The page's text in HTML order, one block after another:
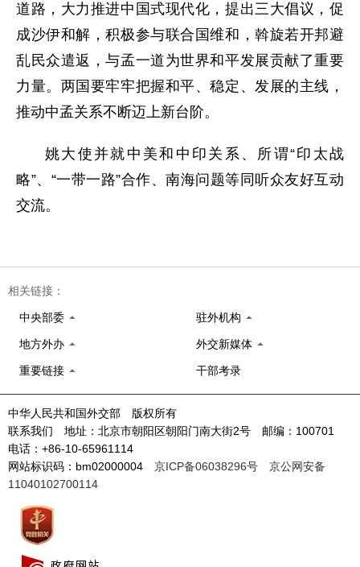
道路，大力推进中国式现代化，提出三大倡议，促
成沙伊和解，积极参与联合国维和，斡旋若开邦避
乱民众遣返，与孟一道为世界和平发展贡献了重要
力量。两国要牢牢把握和平、稳定、发展的主线，
推动中孟关系不断迈上新台阶。
姚大使并就中美和中印关系、所谓“印太战
略”、“一带一路”合作、南海问题等同听众友好互动
交流。
相关链接：
中央部委 驻外机构
地方外办 外交新媒体
重要链接 干部考录
中华人民共和国外交部 版权所有
联系我们 地址：北京市朝阳区朝阳门南大街2号 邮编：100701
电话：+86-10-65961114
网站标识码：bm02000004 京ICP备06038296号
京公网安备
11040102700114